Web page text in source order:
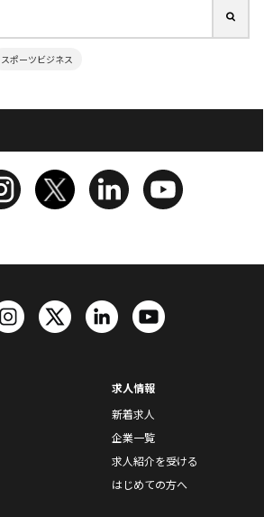
スポーツビジネス
求人情報
新着求人
企業一覧
求人紹介を受ける
はじめての方へ